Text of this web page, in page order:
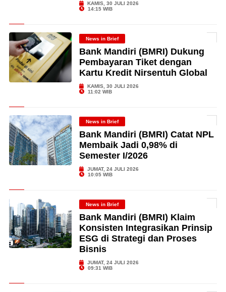
KAMIS, 30 JULI 2026
14:15 WIB
News in Brief
Bank Mandiri (BMRI) Dukung
Pembayaran Tiket dengan
Kartu Kredit Nirsentuh Global
KAMIS, 30 JULI 2026
11:02 WIB
News in Brief
Bank Mandiri (BMRI) Catat NPL
Membaik Jadi 0,98% di
Semester I/2026
JUMAT, 24 JULI 2026
10:05 WIB
News in Brief
Bank Mandiri (BMRI) Klaim
Konsisten Integrasikan Prinsip
ESG di Strategi dan Proses
Bisnis
JUMAT, 24 JULI 2026
09:31 WIB